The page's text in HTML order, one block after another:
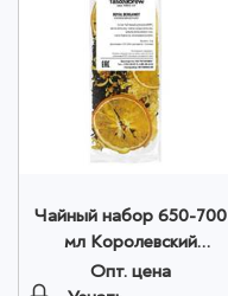
Чайный набор 650-700
мл Королевский
бергамот оптом
Опт. цена